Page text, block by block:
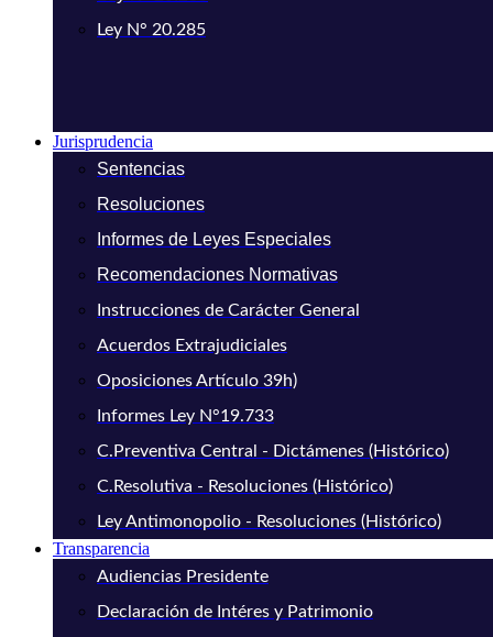
Ley N° 20.285
Jurisprudencia
Sentencias
Resoluciones
Informes de Leyes Especiales
Recomendaciones Normativas
Instrucciones de Carácter General
Acuerdos Extrajudiciales
Oposiciones Artículo 39h)
Informes Ley N°19.733
C.Preventiva Central - Dictámenes (Histórico)
C.Resolutiva - Resoluciones (Histórico)
Ley Antimonopolio - Resoluciones (Histórico)
Transparencia
Audiencias Presidente
Declaración de Intéres y Patrimonio